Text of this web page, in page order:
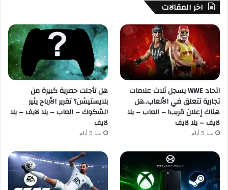
اخر المقالات
اتحاد WWE يسجل ثلاث علامات
تجارية تتعلق في الألعاب..هل
هناك إعلان قريب! – العاب – يلا
لايف – يلا لايف
منذ 5 أيام
هل تأجلت حصرية كبيرة من
بلايستيشن؟ تقرير الأرباح يثير
الشكوك – العاب – يلا لايف – يلا
لايف
منذ 5 أيام